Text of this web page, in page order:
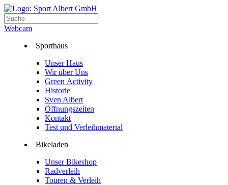
Webcam
Sporthaus
Unser Haus
Wir über Uns
Green Activity
Historie
Sven Albert
Öffnungszeiten
Kontakt
Test und Verleihmaterial
Bikeladen
Unser Bikeshop
Radverleih
Touren & Verleih